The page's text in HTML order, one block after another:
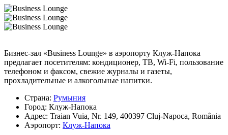
Бизнес-зал «Business Lounge» в аэропорту Клуж-Напока
предлагает посетителям: кондиционер, ТВ, Wi-Fi, пользование
телефоном и факсом, свежие журналы и газеты,
прохладительные и алкогольные напитки.
Страна: Румыния
Город: Клуж-Напока
Адрес: Traian Vuia, Nr. 149, 400397 Cluj-Napoca, România
Аэропорт: Клуж-Напока